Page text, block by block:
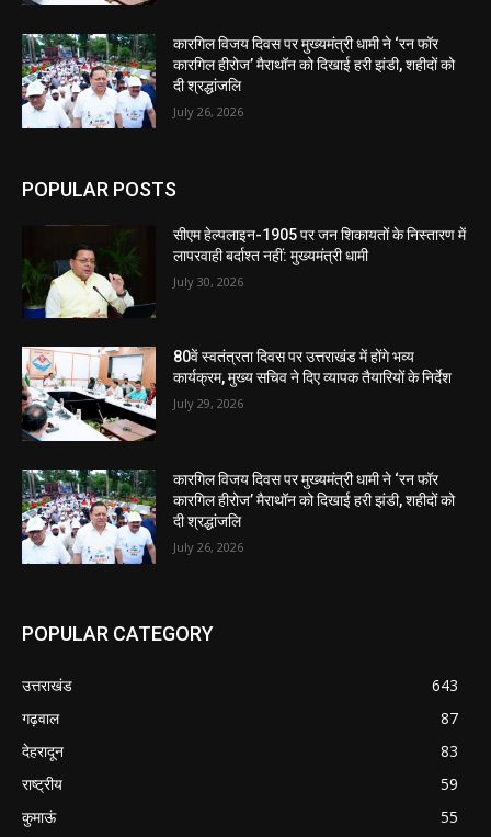
कारगिल विजय दिवस पर मुख्यमंत्री धामी ने ‘रन फॉर
कारगिल हीरोज’ मैराथॉन को दिखाई हरी झंडी, शहीदों को
दी श्रद्धांजलि
July 26, 2026
POPULAR POSTS
सीएम हेल्पलाइन-1905 पर जन शिकायतों के निस्तारण में
लापरवाही बर्दाश्त नहीं: मुख्यमंत्री धामी
July 30, 2026
80वें स्वतंत्रता दिवस पर उत्तराखंड में होंगे भव्य
कार्यक्रम, मुख्य सचिव ने दिए व्यापक तैयारियों के निर्देश
July 29, 2026
कारगिल विजय दिवस पर मुख्यमंत्री धामी ने ‘रन फॉर
कारगिल हीरोज’ मैराथॉन को दिखाई हरी झंडी, शहीदों को
दी श्रद्धांजलि
July 26, 2026
POPULAR CATEGORY
उत्तराखंड
643
गढ़वाल
87
देहरादून
83
राष्ट्रीय
59
कुमाऊं
55